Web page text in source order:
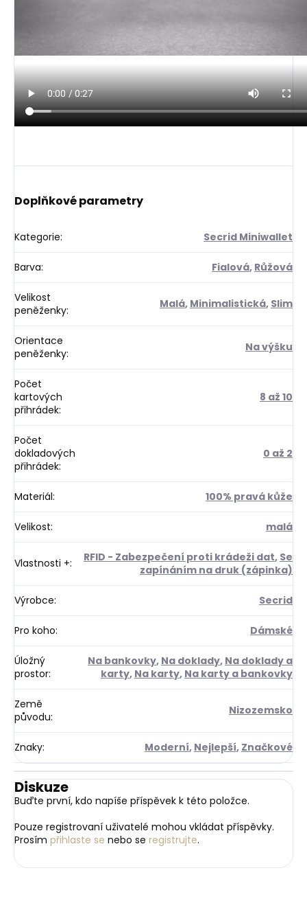
Doplňkové parametry
Kategorie: Secrid Miniwallet
Barva: Fialová, Růžová
Velikost
peněženky: Malá, Minimalistická, Slim
Orientace
peněženky: Na výšku
Počet
kartových
přihrádek:
8 až 10
Počet
dokladových
přihrádek:
0 až 2
Materiál: 100% pravá kůže
Velikost: malá
Vlastnosti +: RFID - Zabezpečení proti krádeži dat, Se
zapínáním na druk (zápinka)
Výrobce: Secrid
Pro koho: Dámské
Úložný
prostor:
Na bankovky, Na doklady, Na doklady a
karty, Na karty, Na karty a bankovky
Země
původu: Nizozemsko
Znaky: Moderní, Nejlepší, Značkové
Diskuze
Buďte první, kdo napíše příspěvek k této položce.
Pouze registrovaní uživatelé mohou vkládat příspěvky.
Prosím přihlaste se nebo se registrujte.